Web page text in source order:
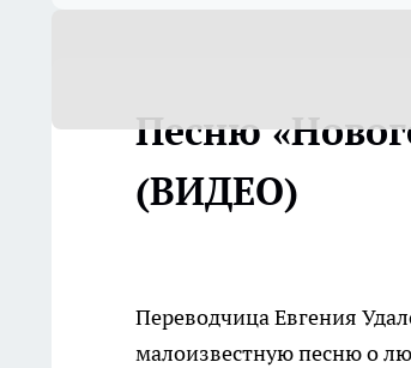
Песню
(ВИДЕО)
Переводчица Евгения
малоизвестную песню о